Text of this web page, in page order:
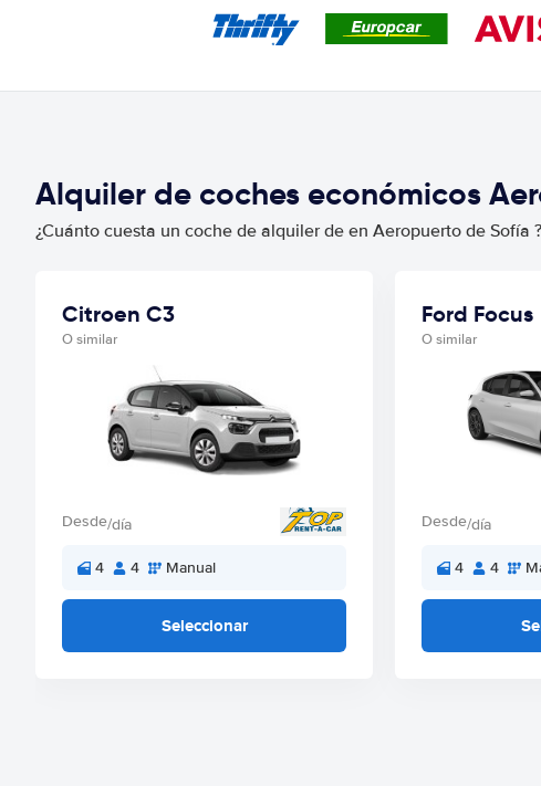
Alquiler de coches económicos
¿Cuánto cuesta un coche de alquiler de en Aeropuerto de Sofía ?
Citroen C3
O similar
Desde/día
4 4 Manual
Seleccionar
Ford Focus
O similar
Desde/día
4 4